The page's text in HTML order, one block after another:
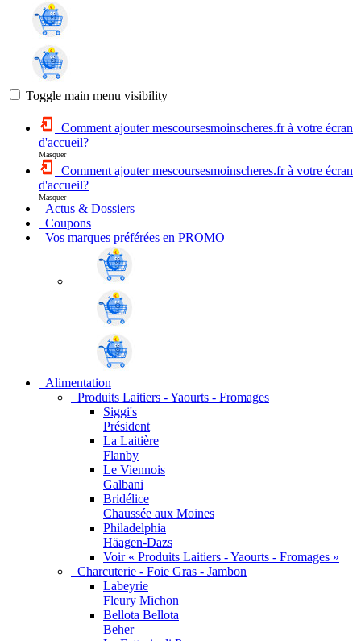
Toggle main menu visibility
Comment ajouter mescoursesmoinscheres.fr à votre écran
d'accueil?
Masquer
Comment ajouter mescoursesmoinscheres.fr à votre écran
d'accueil?
Masquer
Actus & Dossiers
Coupons
Vos marques préférées en PROMO
Alimentation
Produits Laitiers - Yaourts - Fromages
Siggi's
Président
La Laitière
Flanby
Le Viennois
Galbani
Bridélice
Chaussée aux Moines
Philadelphia
Häagen-Dazs
Voir « Produits Laitiers - Yaourts - Fromages »
Charcuterie - Foie Gras - Jambon
Labeyrie
Fleury Michon
Bellota Bellota
Beher